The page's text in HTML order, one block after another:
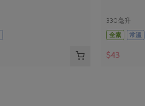
330毫升
全素
常溫
$43